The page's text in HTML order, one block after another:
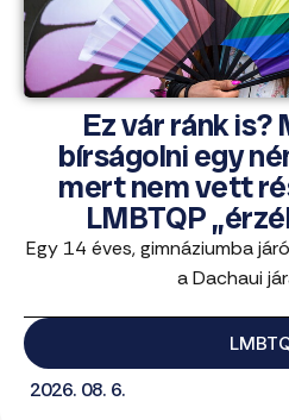
Ez vár ránk is?
bírságolni egy
mert nem vett
LMBTQP
Egy 14 éves, gimnáziumba
a Dachaui
2026. 08. 6.